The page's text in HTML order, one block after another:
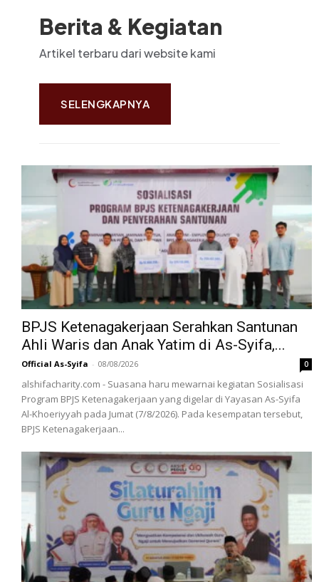
Berita & Kegiatan
Artikel terbaru dari website kami
SELENGKAPNYA
BPJS Ketenagakerjaan Serahkan Santunan
Ahli Waris dan Anak Yatim di As-Syifa,...
Official As-Syifa - 08/08/2026 0
alshifacharity.com - Suasana haru mewarnai kegiatan Sosialisasi
Program BPJS Ketenagakerjaan yang digelar di Yayasan As-Syifa
Al-Khoeriyyah pada Jumat (7/8/2026). Pada kesempatan tersebut,
BPJS Ketenagakerjaan...